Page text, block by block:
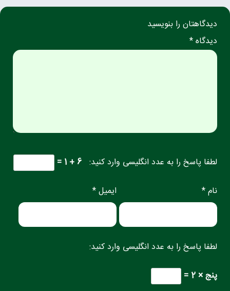
دیدگاهتان را بنویسید
دیدگاه *
لطفا پاسخ را به عدد انگلیسی وارد کنید: 6 + 1 =
نام * ایمیل *
لطفا پاسخ را به عدد انگلیسی وارد کنید:
پنج × 2 =